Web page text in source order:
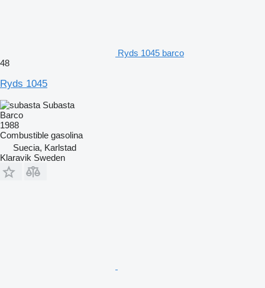
Ryds 1045 barco
48
Ryds 1045
Subasta
Barco
1988
Combustible gasolina
Suecia, Karlstad
Klaravik Sweden